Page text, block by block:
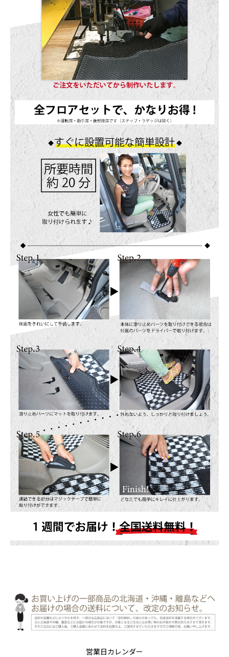
営業日カレンダー